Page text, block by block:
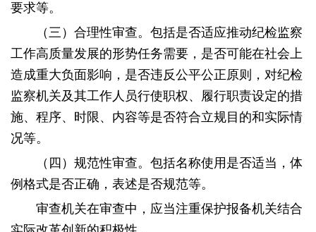
要求等。
（三）合理性审查。包括是否适应推动纪检监察
工作高质量发展的形势任务需要，是否可能在社会上
造成重大负面影响，是否违反公平公正原则，对纪检
监察机关及其工作人员行使职权、履行职责设定的措
施、程序、时限、内容等是否符合立规目的和实际情
况等。
（四）规范性审查。包括名称使用是否适当，体
例格式是否正确，表述是否规范等。
审查机关在审查中，应当注重保护报备机关结合